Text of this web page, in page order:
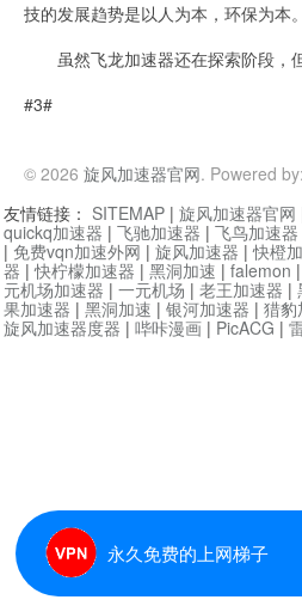
技的发展趋势是以人为本，环保为本。
虽然飞龙加速器还在探索阶段，但
#3#
© 2026 旋风加速器官网. Powered by:
永久免费的上网梯子
友情链接： SITEMAP | 旋风加速器官网
quickq加速器 | 飞驰加速器 | 飞鸟加速器
| 免费vqn加速外网 | 旋风加速器 |快橙
器 |快柠檬加速器 | 黑洞加速 | falemon
元机场加速器 | 一元机场 | 老王加速器 |
果加速器 | 黑洞加速 | 银河加速器 | 猎豹
旋风加速器度器 | 哔咔漫画 | PicACG |